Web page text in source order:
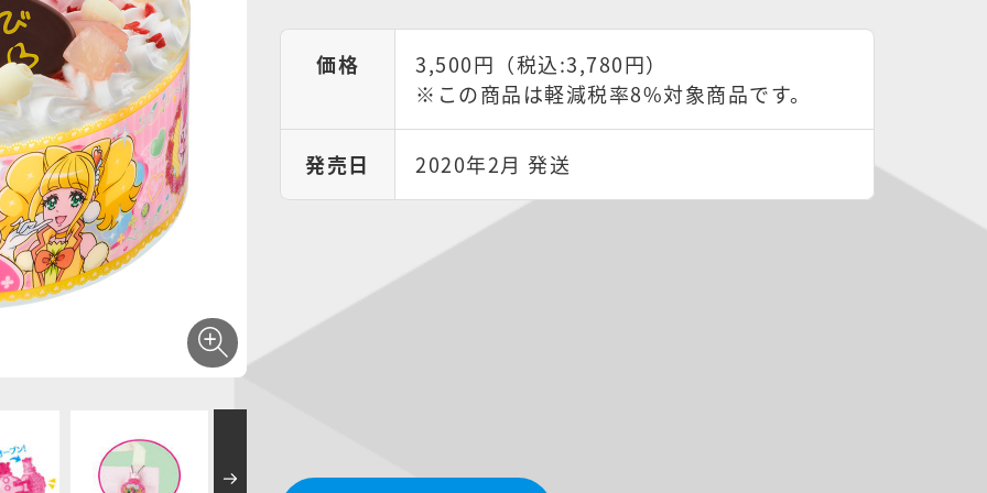
価格
3,500円（税込:3,780円）
※この商品は軽減税率8%対象商品です。
発売日 2020年2月 発送